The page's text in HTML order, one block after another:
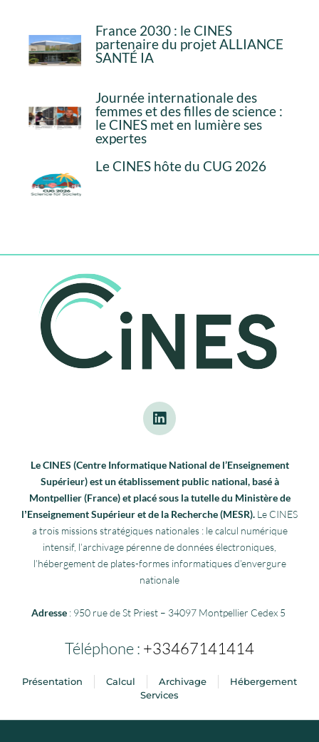
France 2030 : le CINES
partenaire du projet ALLIANCE
SANTÉ IA
Journée internationale des
femmes et des filles de science :
le CINES met en lumière ses
expertes
Le CINES hôte du CUG 2026
Le CINES (Centre Informatique National de l’Enseignement
Supérieur) est un établissement public national, basé à
Montpellier (France) et placé sous la tutelle du Ministère de
lʼEnseignement Supérieur et de la Recherche (MESR). Le CINES
a trois missions stratégiques nationales : le calcul numérique
intensif, l’archivage pérenne de données électroniques,
l’hébergement de plates-formes informatiques d’envergure
nationale
Adresse : 950 rue de St Priest – 34097 Montpellier Cedex 5
Téléphone : +33467141414
Présentation Calcul Archivage
Hébergement
Services